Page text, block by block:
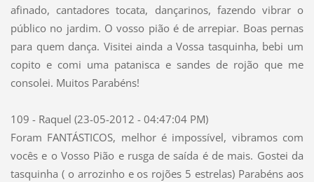
afinado, cantadores tocata, dançarinos, fazendo vibrar o
público no jardim. O vosso pião é de arrepiar. Boas pernas
para quem dança. Visitei ainda a Vossa tasquinha, bebi um
copito e comi uma patanisca e sandes de rojão que me
consolei. Muitos Parabéns!
109 - Raquel (23-05-2012 - 04:47:04 PM)
Foram FANTÁSTICOS, melhor é impossível, vibramos com
vocês e o Vosso Pião e rusga de saída é de mais. Gostei da
tasquinha ( o arrozinho e os rojões 5 estrelas) Parabéns aos